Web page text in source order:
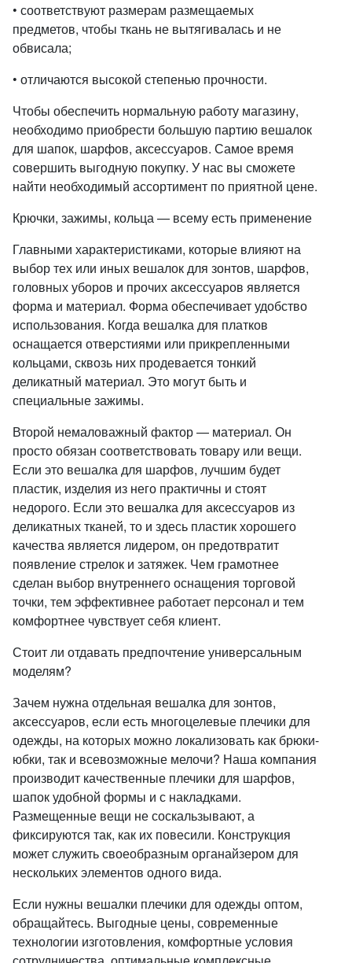
• соответствуют размерам размещаемых
предметов, чтобы ткань не вытягивалась и не
обвисала;
• отличаются высокой степенью прочности.
Чтобы обеспечить нормальную работу магазину,
необходимо приобрести большую партию вешалок
для шапок, шарфов, аксессуаров. Самое время
совершить выгодную покупку. У нас вы сможете
найти необходимый ассортимент по приятной цене.
Крючки, зажимы, кольца — всему есть применение
Главными характеристиками, которые влияют на
выбор тех или иных вешалок для зонтов, шарфов,
головных уборов и прочих аксессуаров является
форма и материал. Форма обеспечивает удобство
использования. Когда вешалка для платков
оснащается отверстиями или прикрепленными
кольцами, сквозь них продевается тонкий
деликатный материал. Это могут быть и
специальные зажимы.
Второй немаловажный фактор — материал. Он
просто обязан соответствовать товару или вещи.
Если это вешалка для шарфов, лучшим будет
пластик, изделия из него практичны и стоят
недорого. Если это вешалка для аксессуаров из
деликатных тканей, то и здесь пластик хорошего
качества является лидером, он предотвратит
появление стрелок и затяжек. Чем грамотнее
сделан выбор внутреннего оснащения торговой
точки, тем эффективнее работает персонал и тем
комфортнее чувствует себя клиент.
Стоит ли отдавать предпочтение универсальным
моделям?
Зачем нужна отдельная вешалка для зонтов,
аксессуаров, если есть многоцелевые плечики для
одежды, на которых можно локализовать как брюки-
юбки, так и всевозможные мелочи? Наша компания
производит качественные плечики для шарфов,
шапок удобной формы и с накладками.
Размещенные вещи не соскальзывают, а
фиксируются так, как их повесили. Конструкция
может служить своеобразным органайзером для
нескольких элементов одного вида.
Если нужны вешалки плечики для одежды оптом,
обращайтесь. Выгодные цены, современные
технологии изготовления, комфортные условия